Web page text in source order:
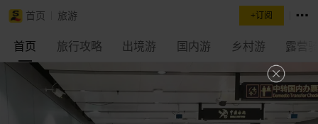
首页 旅游 +订阅
首页 旅行攻略 出境游 国内游 乡村游 露营